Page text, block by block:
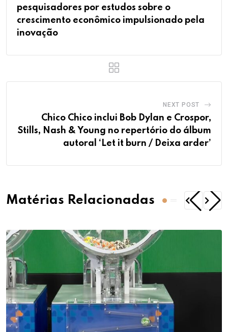
pesquisadores por estudos sobre o
crescimento econômico impulsionado pela
inovação
NEXT POST
Chico Chico inclui Bob Dylan e Crospor,
Stills, Nash & Young no repertório do álbum
autoral ‘Let it burn / Deixa arder’
Matérias Relacionadas